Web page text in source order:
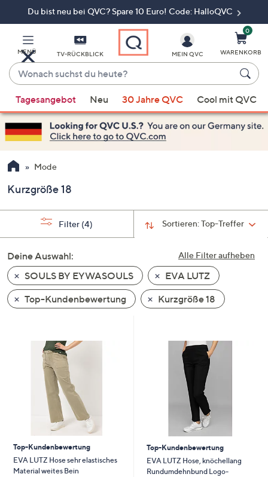
Du bist neu bei QVC? Spare 10 Euro! Code: HalloQVC
MENÜ TV-RÜCKBLICK
Wonach
suchst
du
heute?
Vorschläge
verfügbar
sind,
verwenden
Sie
Pfeiltasten
nach
und
nach
unten
oder
wischen
Sie
Geräten
anzuzeigen.
MEIN QVC
0
WARENKORB
Tagesangebot Neu 30 Jahre QVC Cool mit QVC
Mode
Kurzgröße 18
Sortieren:Top-Treffer
Filter (4)
Alle Filter aufheben
Deine Auswahl:
SOULS BY EYWASOULS
EVA LUTZ
Top-Kundenbewertung
Kurzgröße 18
Top-Kundenbewertung
EVA LUTZ Hose sehr elastisches
Material weites Bein
Top-Kundenbewertung
EVA LUTZ Hose, knöchellang
Rundumdehnbund Logo-